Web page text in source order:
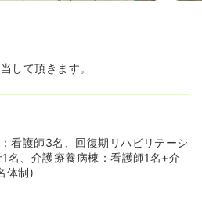
ければいけない時も安心です！
が高いので、人間関係が良く雰
んでおり、お子様をお持ちの看
ております！
％です！
月平均3～4時間程度に収まって
★≫
となっているのでベッド間隔
きやすい院内です！
起用した白衣の色を紺と白の2
、好きな色のスクラブを着用で
して頂きます。
看護師3名、回復期リハビリテーシ
名、介護療養病棟：看護師1名+介
体制)